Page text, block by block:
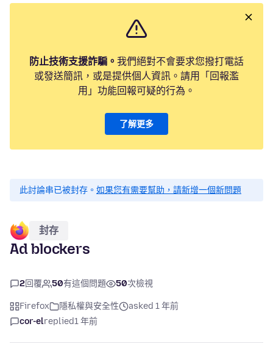
防止技術支援詐騙。 我們絕對不會要求您撥打電話
或發送簡訊，或是提供個人資訊。請用「回報濫
用」功能回報可疑的行為。
了解更多
此討論串已被封存。 如果您有需要幫助，請新增一個新問題
封存
Ad blockers
2回覆 50有這個問題 50次檢視
Firefox 隱私權與安全性
asked 1 年前
cor-elreplied1 年前